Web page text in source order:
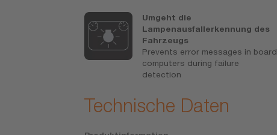
Umgeht die
Lampenausfallerkennung des
Fahrzeugs
Prevents error messages in board
computers during failure
detection
Technische Daten